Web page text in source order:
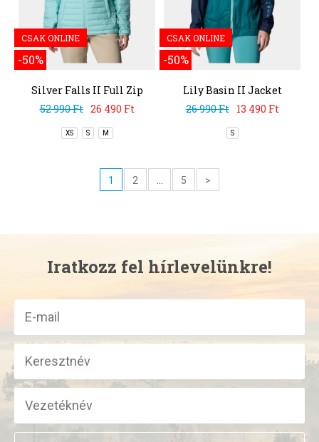
CSAK ONLINE
-50%
Silver Falls II Full Zip
Jacket
52 990 Ft 26 490 Ft
XS S M
CSAK ONLINE
-50%
Lily Basin II Jacket
26 990 Ft
13 490 Ft
S
1 2 5 >
Iratkozz fel hírlevelünkre!